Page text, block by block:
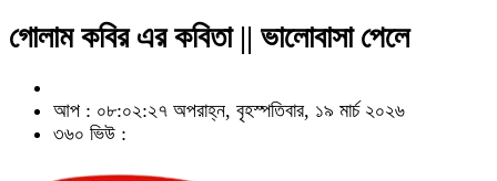
গোলাম কবির এর কবিতা || ভালোবাসা পেলে
আপ : ০৮:০২:২৭ অপরাহ্ন, বৃহস্পতিবার, ১৯ মার্চ ২০২৬
৩৬০ ভিউ :